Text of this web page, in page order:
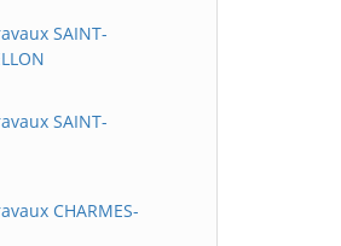
SAINT-
SAINT-
CHARMES-